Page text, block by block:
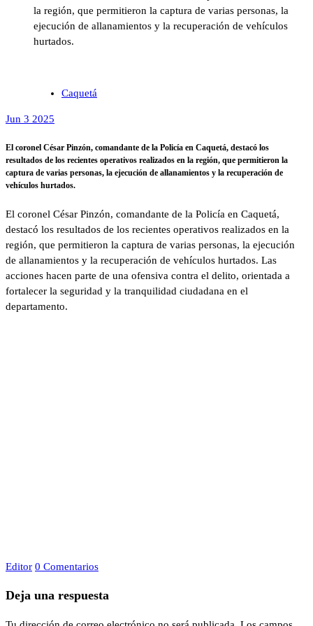
la región, que permitieron la captura de varias personas, la
ejecución de allanamientos y la recuperación de vehículos
hurtados.
Caquetá
Jun 3 2025
El coronel César Pinzón, comandante de la Policía en Caquetá, destacó los
resultados de los recientes operativos realizados en la región, que permitieron la
captura de varias personas, la ejecución de allanamientos y la recuperación de
vehículos hurtados.
El coronel César Pinzón, comandante de la Policía en Caquetá,
destacó los resultados de los recientes operativos realizados en la
región, que permitieron la captura de varias personas, la ejecución
de allanamientos y la recuperación de vehículos hurtados. Las
acciones hacen parte de una ofensiva contra el delito, orientada a
fortalecer la seguridad y la tranquilidad ciudadana en el
departamento.
Editor 0 Comentarios
Deja una respuesta